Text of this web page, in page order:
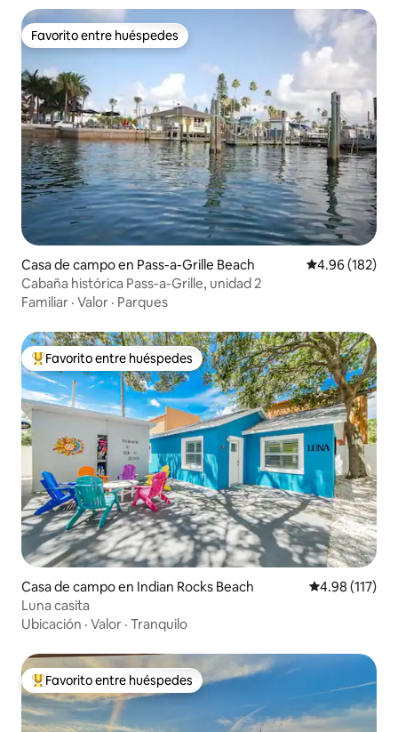
Favorito entre huéspedes
Favorito entre huéspedes
Casa de campo en Pass-a-Grille Beach Calificación
4.96 (182)
Cabaña histórica Pass-a-Grille, unidad 2
Familiar · Valor · Parques
De los mejores en Favorito entre huéspedes
Favorito entre huéspedes
Casa de campo en Indian Rocks Beach Calificación
4.98 (117)
Luna casita
Ubicación · Valor · Tranquilo
De los mejores en Favorito entre huéspedes
Favorito entre huéspedes